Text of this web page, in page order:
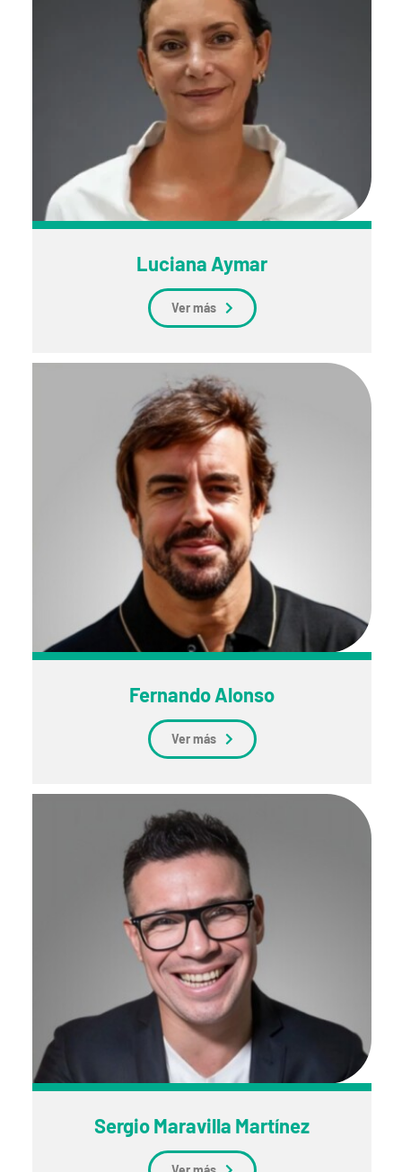
Luciana Aymar
Ver más
Fernando Alonso
Ver más
Sergio Maravilla Martínez